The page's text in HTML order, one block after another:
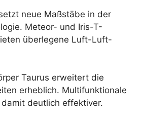
neue Maßstäbe in der
Meteor- und Iris-T-
überlegene Luft-Luft-
Taurus erweitert die
erheblich. Multifunktionale
deutlich effektiver.